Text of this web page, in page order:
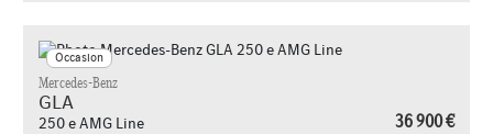
Occasion
Mercedes-Benz
GLA
250 e AMG Line 36 900 €